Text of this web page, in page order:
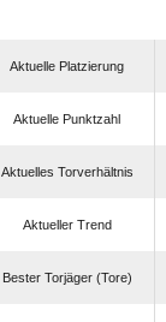
Aktuelle Platzierung
Aktuelle Punktzahl
Aktuelles Torverhältnis
Aktueller Trend
Bester Torjäger (Tore)